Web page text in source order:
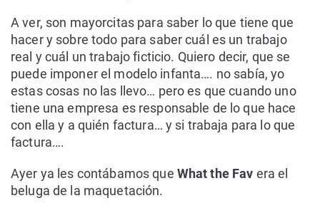
A ver, son mayorcitas para saber lo que tiene que
hacer y sobre todo para saber cuál es un trabajo
real y cuál un trabajo ficticio. Quiero decir, que se
puede imponer el modelo infanta…. no sabía, yo
estas cosas no las llevo… pero es que cuando uno
tiene una empresa es responsable de lo que hace
con ella y a quién factura… y si trabaja para lo que
factura….
Ayer ya les contábamos que What the Fav era el
beluga de la maquetación.